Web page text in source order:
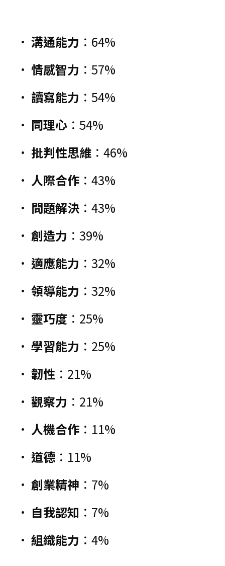
• 溝通能力 ：64%
• 情感智力 ：57%
• 讀寫能力 ：54%
• 同理心 ：54%
• 批判性思維 ：46%
• 人際合作 ：43%
• 問題解決 ：43%
• 創造力 ：39%
• 適應能力 ：32%
• 領導能力 ：32%
• 靈巧度 ：25%
• 學習能力 ：25%
• 韌性 ：21%
• 觀察力 ：21%
• 人機合作 ：11%
• 道德 ：11%
• 創業精神 ：7%
• 自我認知 ：7%
• 組織能力 ：4%